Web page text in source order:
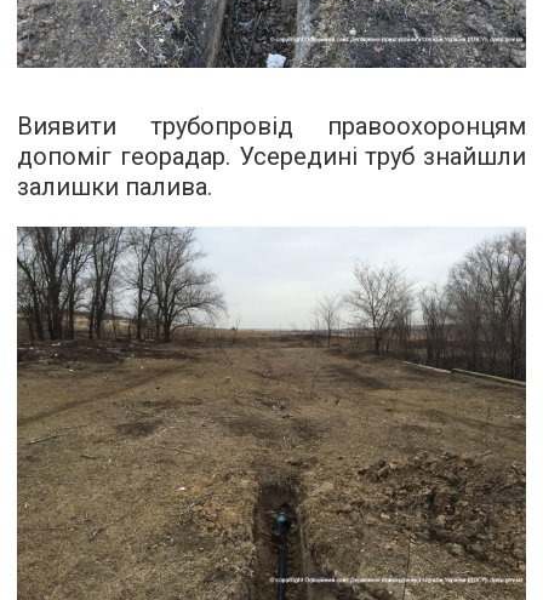
Виявити трубопровід правоохоронцям
допоміг георадар. Усередині труб знайшли
залишки палива.